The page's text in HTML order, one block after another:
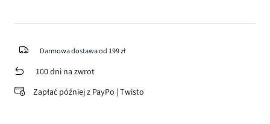
Darmowa dostawa od 199 zł
100 dni na zwrot
Zapłać później z PayPo | Twisto